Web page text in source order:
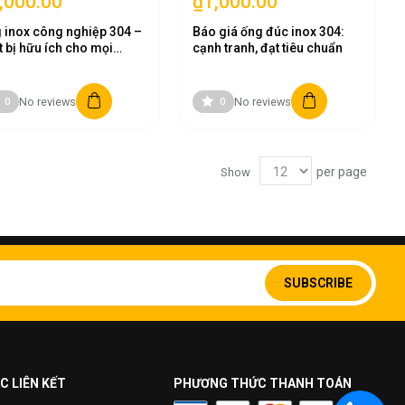
inox công nghiệp 304 –
bị hữu ích cho mọi
0 No reviews
Báo giá ống đúc inox 304:
cạnh tranh, đạt tiêu chuẩn
0 No reviews
Show per page
SUBSCRIBE
LIÊN KẾT PHƯƠNG THỨC THANH TOÁN